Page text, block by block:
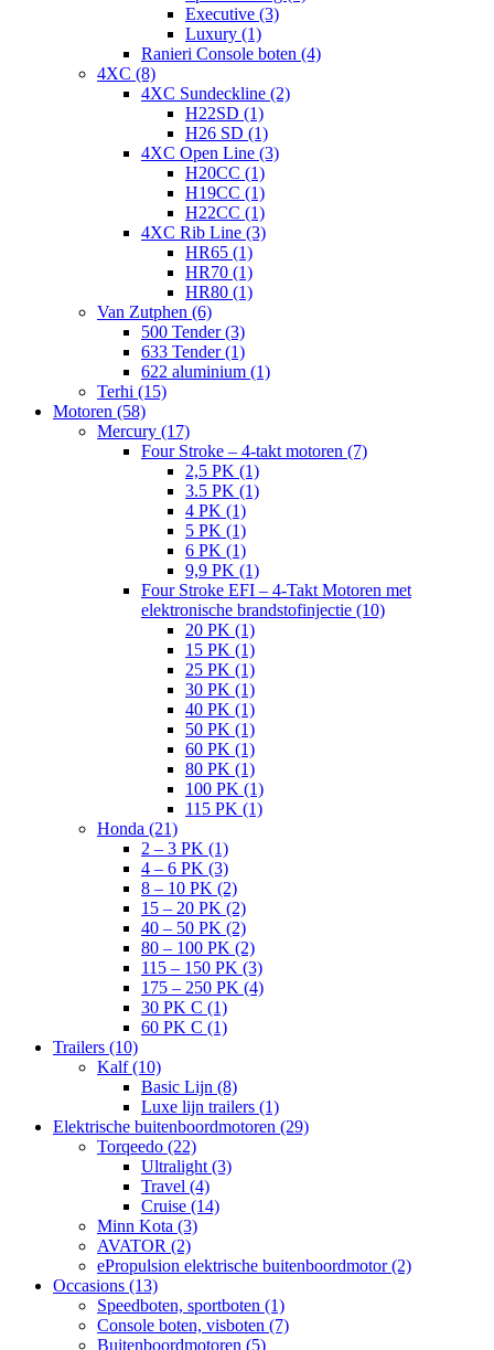
Executive (3)
Luxury (1)
Ranieri Console boten (4)
4XC (8)
4XC Sundeckline (2)
H22SD (1)
H26 SD (1)
4XC Open Line (3)
H20CC (1)
H19CC (1)
H22CC (1)
4XC Rib Line (3)
HR65 (1)
HR70 (1)
HR80 (1)
Van Zutphen (6)
500 Tender (3)
633 Tender (1)
622 aluminium (1)
Terhi (15)
Motoren (58)
Mercury (17)
Four Stroke – 4-takt motoren (7)
2,5 PK (1)
3.5 PK (1)
4 PK (1)
5 PK (1)
6 PK (1)
9,9 PK (1)
Four Stroke EFI – 4-Takt Motoren met
elektronische brandstofinjectie (10)
20 PK (1)
15 PK (1)
25 PK (1)
30 PK (1)
40 PK (1)
50 PK (1)
60 PK (1)
80 PK (1)
100 PK (1)
115 PK (1)
Honda (21)
2 – 3 PK (1)
4 – 6 PK (3)
8 – 10 PK (2)
15 – 20 PK (2)
40 – 50 PK (2)
80 – 100 PK (2)
115 – 150 PK (3)
175 – 250 PK (4)
30 PK C (1)
60 PK C (1)
Trailers (10)
Kalf (10)
Basic Lijn (8)
Luxe lijn trailers (1)
Elektrische buitenboordmotoren (29)
Torqeedo (22)
Ultralight (3)
Travel (4)
Cruise (14)
Minn Kota (3)
AVATOR (2)
ePropulsion elektrische buitenboordmotor (2)
Occasions (13)
Speedboten, sportboten (1)
Console boten, visboten (7)
Buitenboordmotoren (5)